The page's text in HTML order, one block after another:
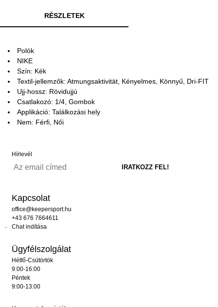
RÉSZLETEK
Polók
NIKE
Szín: Kék
Textil-jellemzők: Atmungsaktivität, Kényelmes, Könnyű, Dri-FIT
Ujj-hossz: Rövidujjú
Csatlakozó: 1/4, Gombok
Applikáció: Találkozási hely
Nem: Férfi, Női
Hírlevél
Kapcsolat
office@keepersport.hu
+43 676 7664611
Chat indítása
Ügyfélszolgálat
Hétfő-Csütörtök
9:00-16:00
Péntek
9:00-13:00